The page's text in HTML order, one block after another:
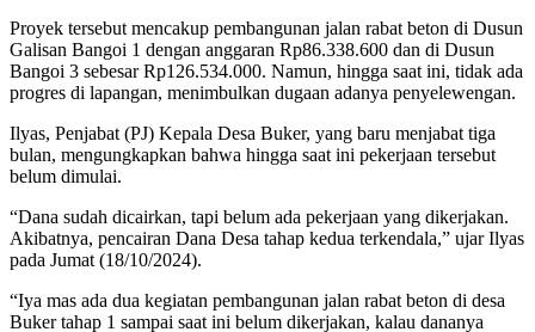
Proyek tersebut mencakup pembangunan jalan rabat beton di Dusun
Galisan Bangoi 1 dengan anggaran Rp86.338.600 dan di Dusun
Bangoi 3 sebesar Rp126.534.000. Namun, hingga saat ini, tidak ada
progres di lapangan, menimbulkan dugaan adanya penyelewengan.
Ilyas, Penjabat (PJ) Kepala Desa Buker, yang baru menjabat tiga
bulan, mengungkapkan bahwa hingga saat ini pekerjaan tersebut
belum dimulai.
“Dana sudah dicairkan, tapi belum ada pekerjaan yang dikerjakan.
Akibatnya, pencairan Dana Desa tahap kedua terkendala,” ujar Ilyas
pada Jumat (18/10/2024).
“Iya mas ada dua kegiatan pembangunan jalan rabat beton di desa
Buker tahap 1 sampai saat ini belum dikerjakan, kalau dananya